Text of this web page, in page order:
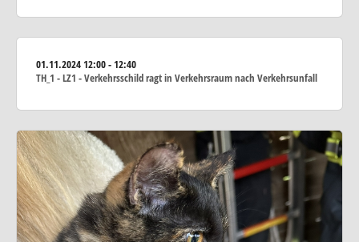
01.11.202412:00 - 12:40
TH_1 - LZ1 - Verkehrsschild ragt in Verkehrsraum nach Verkehrsunfall